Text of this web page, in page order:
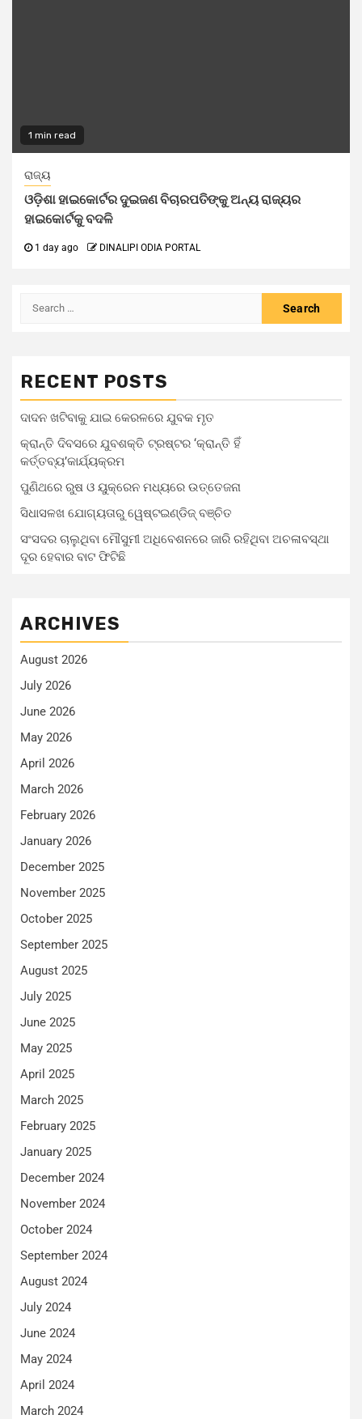
1 min read
ରାଜ୍ୟ
ଓଡ଼ିଶା ହାଇକୋର୍ଟର ଦୁଇଜଣ ବିଚାରପତିଙ୍କୁ ଅନ୍ୟ ରାଜ୍ୟର
ହାଇକୋର୍ଟକୁ ବଦଳି
1 day ago DINALIPI ODIA PORTAL
RECENT POSTS
ଦାଦନ ଖଟିବାକୁ ଯାଇ କେରଳରେ ଯୁବକ ମୃତ
କ୍ରାନ୍ତି ଦିବସରେ ଯୁବଶକ୍ତି ଟ୍ରଷ୍ଟର ‘କ୍ରାନ୍ତି ହିଁ
କର୍ତ୍ତବ୍ୟ’କାର୍ଯ୍ୟକ୍ରମ
ପୁଣିଥରେ ରୁଷ ଓ ୟୁକ୍ରେନ ମଧ୍ୟରେ ଉତ୍ତେଜନା
ସିଧାସଳଖ ଯୋଗ୍ୟତାରୁ ୱେଷ୍ଟଇଣ୍ଡିଜ୍‌ ବଞ୍ଚିତ
ସଂସଦର ଚାଲୁଥିବା ମୌସୁମୀ ଅଧିବେଶନରେ ଜାରି ରହିଥିବା ଅଚଳାବସ୍ଥା
ଦୂର ହେବାର ବାଟ ଫିଟିଛି
ARCHIVES
August 2026
July 2026
June 2026
May 2026
April 2026
March 2026
February 2026
January 2026
December 2025
November 2025
October 2025
September 2025
August 2025
July 2025
June 2025
May 2025
April 2025
March 2025
February 2025
January 2025
December 2024
November 2024
October 2024
September 2024
August 2024
July 2024
June 2024
May 2024
April 2024
March 2024